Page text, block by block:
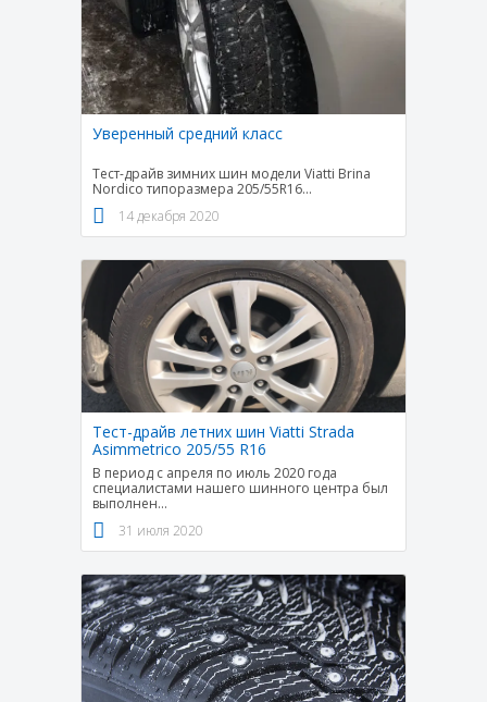
Уверенный средний класс
Тест-драйв зимних шин модели Viatti Brina
Nordico типоразмера 205/55R16...
14 декабря 2020
Тест-драйв летних шин Viatti Strada
Asimmetrico 205/55 R16
В период с апреля по июль 2020 года
специалистами нашего шинного центра был
выполнен...
31 июля 2020